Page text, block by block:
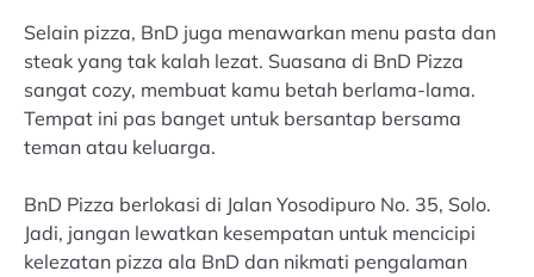
Selain pizza, BnD juga menawarkan menu pasta dan
steak yang tak kalah lezat. Suasana di BnD Pizza
sangat cozy, membuat kamu betah berlama-lama.
Tempat ini pas banget untuk bersantap bersama
teman atau keluarga.
BnD Pizza berlokasi di Jalan Yosodipuro No. 35, Solo.
Jadi, jangan lewatkan kesempatan untuk mencicipi
kelezatan pizza ala BnD dan nikmati pengalaman